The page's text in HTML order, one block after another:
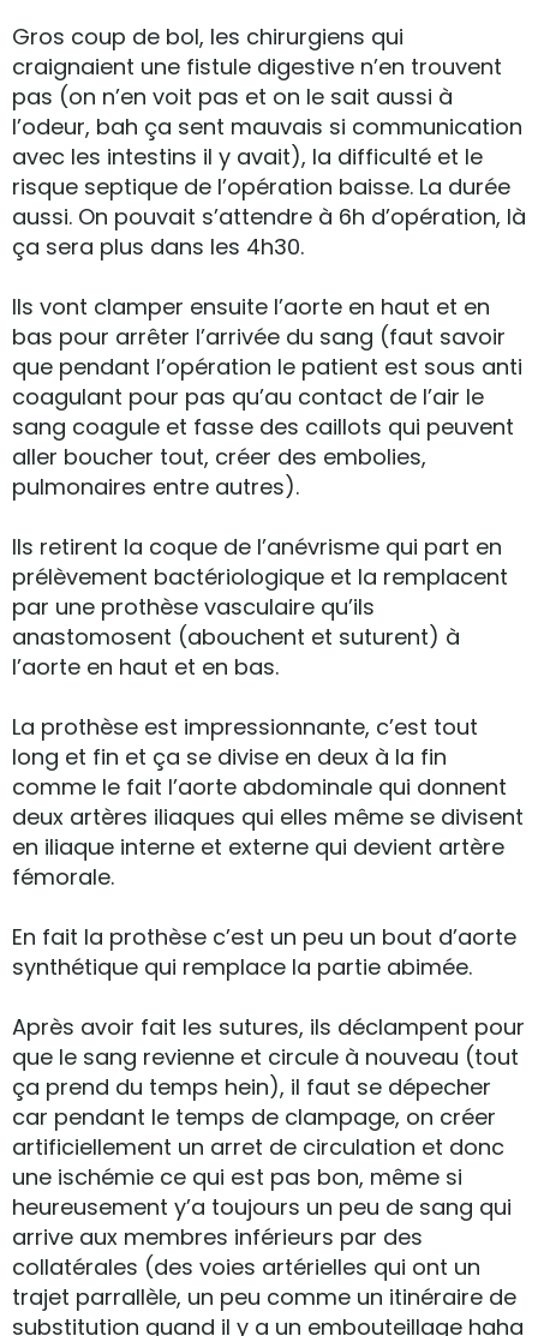
Gros coup de bol, les chirurgiens qui
craignaient une fistule digestive n’en trouvent
pas (on n’en voit pas et on le sait aussi à
l’odeur, bah ça sent mauvais si communication
avec les intestins il y avait), la difficulté et le
risque septique de l’opération baisse. La durée
aussi. On pouvait s’attendre à 6h d’opération, là
ça sera plus dans les 4h30.
Ils vont clamper ensuite l’aorte en haut et en
bas pour arrêter l’arrivée du sang (faut savoir
que pendant l’opération le patient est sous anti
coagulant pour pas qu’au contact de l’air le
sang coagule et fasse des caillots qui peuvent
aller boucher tout, créer des embolies,
pulmonaires entre autres).
Ils retirent la coque de l’anévrisme qui part en
prélèvement bactériologique et la remplacent
par une prothèse vasculaire qu’ils
anastomosent (abouchent et suturent) à
l’aorte en haut et en bas.
La prothèse est impressionnante, c’est tout
long et fin et ça se divise en deux à la fin
comme le fait l’aorte abdominale qui donnent
deux artères iliaques qui elles même se divisent
en iliaque interne et externe qui devient artère
fémorale.
En fait la prothèse c’est un peu un bout d’aorte
synthétique qui remplace la partie abimée.
Après avoir fait les sutures, ils déclampent pour
que le sang revienne et circule à nouveau (tout
ça prend du temps hein), il faut se dépecher
car pendant le temps de clampage, on créer
artificiellement un arret de circulation et donc
une ischémie ce qui est pas bon, même si
heureusement y’a toujours un peu de sang qui
arrive aux membres inférieurs par des
collatérales (des voies artérielles qui ont un
trajet parrallèle, un peu comme un itinéraire de
substitution quand il y a un embouteillage haha